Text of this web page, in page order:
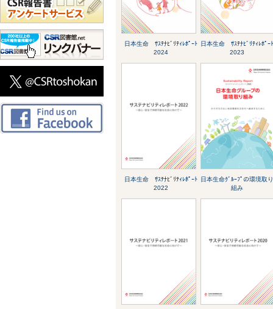
日本生命 ｻｽﾃﾅﾋﾞﾘﾃｨﾚﾎﾟｰﾄ
2024
日本生命 ｻｽﾃﾅﾋﾞﾘﾃｨﾚﾎﾟｰ
2023
日本生命 ｻｽﾃﾅﾋﾞﾘﾃｨﾚﾎﾟｰﾄ
2022
日本生命ｸﾞﾙｰﾌﾟの環境取
組み